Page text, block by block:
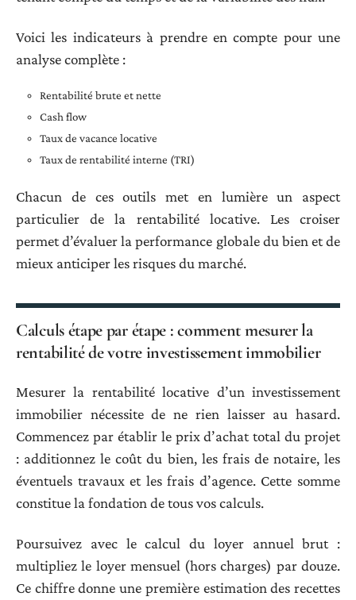
Voici les indicateurs à prendre en compte pour une
analyse complète :
Rentabilité brute et nette
Cash flow
Taux de vacance locative
Taux de rentabilité interne (TRI)
Chacun de ces outils met en lumière un aspect
particulier de la rentabilité locative. Les croiser
permet d’évaluer la performance globale du bien et de
mieux anticiper les risques du marché.
Calculs étape par étape : comment mesurer la
rentabilité de votre investissement immobilier
Mesurer la rentabilité locative d’un investissement
immobilier nécessite de ne rien laisser au hasard.
Commencez par établir le prix d’achat total du projet
: additionnez le coût du bien, les frais de notaire, les
éventuels travaux et les frais d’agence. Cette somme
constitue la fondation de tous vos calculs.
Poursuivez avec le calcul du loyer annuel brut :
multipliez le loyer mensuel (hors charges) par douze.
Ce chiffre donne une première estimation des recettes